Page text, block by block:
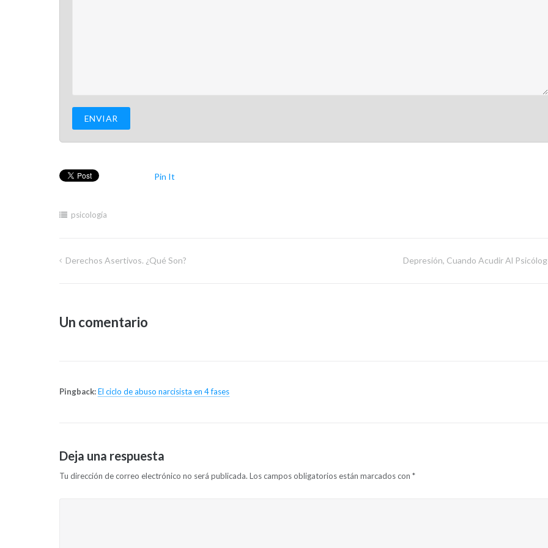
Pin It
psicología
Navegación
entradas
Derechos Asertivos. ¿Qué Son? Depresión, Cuando Acudir Al
Un comentario
Pingback:El ciclo de abuso narcisista en 4 fases
Deja una respuesta
Tu dirección de correo electrónico no será publicada. Los campos obligatorios están marcados con *